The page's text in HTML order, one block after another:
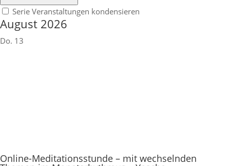
Serie Veranstaltungen kondensieren
August 2026
Do. 13
Online-Meditationsstunde – mit wechselnden